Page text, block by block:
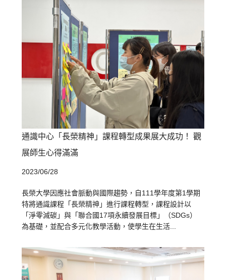
通識中心「長榮精神」課程轉型成果展大成功！ 觀
展師生心得滿滿
2023/06/28
長榮大學因應社會脈動與國際趨勢，自111學年度第1學期
特將通識課程「長榮精神」進行課程轉型，課程設計以
「淨零減碳」與「聯合國17項永續發展目標」（SDGs）
為基礎，並配合多元化教學活動，使學生在生活...